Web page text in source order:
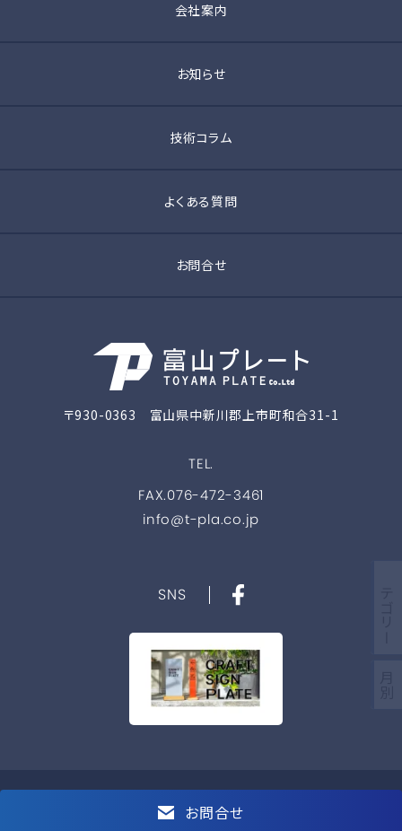
会社案内
お知らせ
技術コラム
よくある質問
お問合せ
〒930-0363 富山県中新川郡上市町和合31-1
TEL.
FAX.076-472-3461
info@t-pla.co.jp
SNS
お問合せ